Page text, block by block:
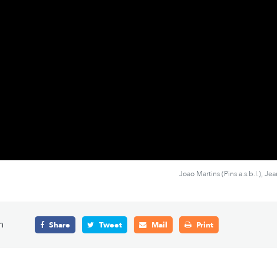
Joao Martins (Pins a.s.b.l.),
Share Tweet Mail Print